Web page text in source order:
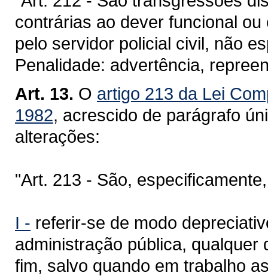
contrárias ao dever funcional
pelo servidor policial civil, não
Penalidade: advertência,
Art. 13. O artigo 213 da Lei
1982, acrescido de parágrafo
alterações:
"Art. 213 - São,
I - referir-se de modo
administração pública,
fim, salvo quando em trabalho